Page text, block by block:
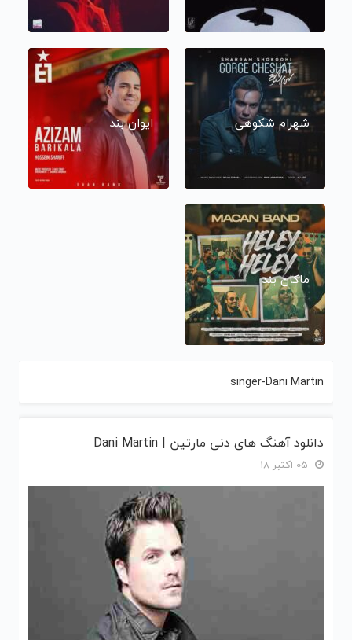
شهرام شکوهی ایوان بند
ماکان بند
singer-Dani Martin
دانلود آهنگ های دنی مارتین | Dani Martin